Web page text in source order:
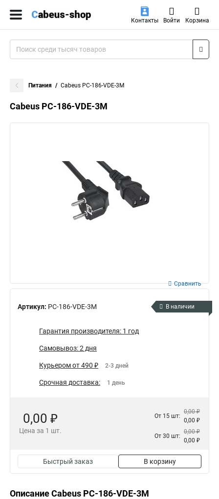
Контакты Войти Корзина
Питания Cabeus PC-186-VDE-3M
Cabeus PC-186-VDE-3M
Артикул: PC-186-VDE-3M
Сравнить
В наличии
Гарантия производителя: 1 год
Самовывоз: 2 дня
Курьером от 490 ₽ 2-3 дней
Срочная доставка: 1 день
0,00 ₽
Цена за 1 шт.
От 15 шт:
0,00 ₽
0,00 ₽
От 30 шт:
0,00 ₽
0,00 ₽
Быстрый заказ В корзину
Описание Cabeus PC-186-VDE-3M